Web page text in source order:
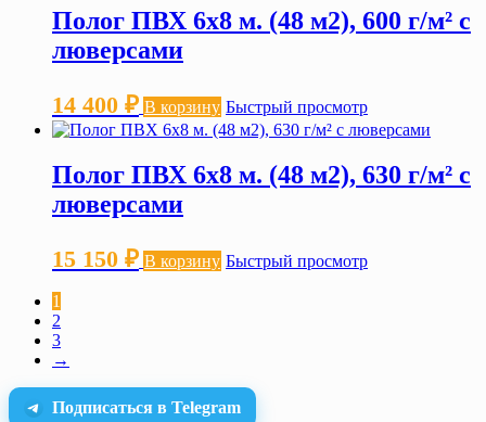
Полог ПВХ 6х8 м. (48 м2), 600 г/м² с
люверсами
14 400 ₽ В корзину Быстрый просмотр
Полог ПВХ 6х8 м. (48 м2), 630 г/м² с
люверсами
15 150 ₽ В корзину Быстрый просмотр
1
2
3
→
Подписаться в Telegram